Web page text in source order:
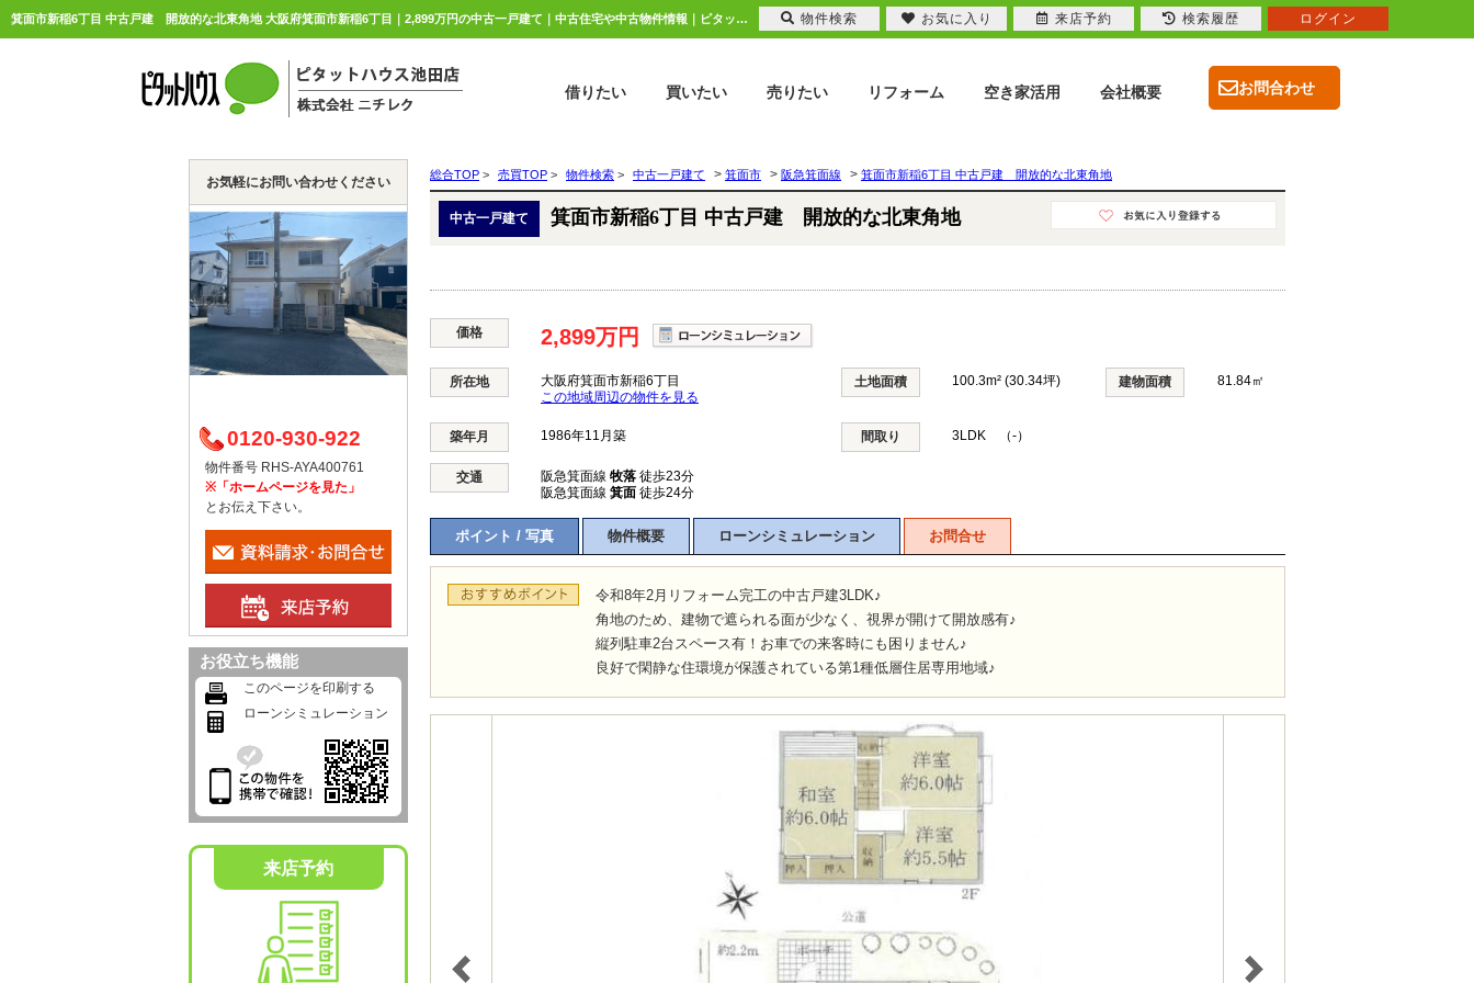
箕面市新稲6丁目 中古戸建 開放的な北東角地 大阪府箕面市新稲6丁目｜2,899万円の中古一戸建て｜中古住宅や中古物件情報｜ピタットハウス池田店 株式会社ニチレク
お問合わせ
借りたい 買いたい 売りたい リフォーム 空き家活用 会社概要
総合TOP > 売買TOP > 物件検索 > 中古一戸建て > 箕面市 > 阪急箕面線 > 箕面市新稲6丁目 中古戸建 開放的な北東角地
中古一戸建て 箕面市新稲6丁目 中古戸建 開放的な北東角地
価格 2,899万円
所在地
大阪府箕面市新稲6丁目
この地域周辺の物件を見る
土地面積 100.3m² (30.34坪) 建物面積 81.84㎡
築年月 1986年11月築 間取り 3LDK （-）
交通 阪急箕面線 牧落 徒歩23分
阪急箕面線 箕面 徒歩24分
ポイント / 写真 物件概要 ローンシミュレーション お問合せ
令和8年2月リフォーム完工の中古戸建3LDK♪
角地のため、建物で遮られる面が少なく、視界が開けて開放感有♪
縦列駐車2台スペース有！お車での来客時にも困りません♪
良好で閑静な住環境が保護されている第1種低層住居専用地域♪
お気軽にお問い合わせください
0120-930-922
物件番号 RHS-AYA400761
※「ホームページを見た」
とお伝え下さい。
お役立ち機能
このページを印刷する
ローンシミュレーション
来店予約
物件検索 お気に入り 来店予約 検索履歴 ログイン